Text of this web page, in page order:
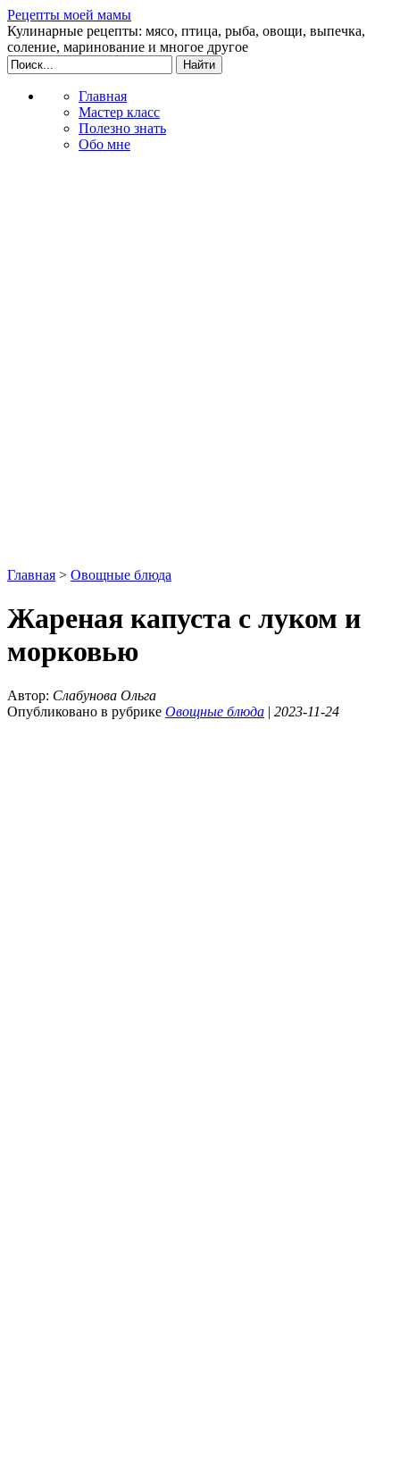
Рецепты моей мамы
Кулинарные рецепты: мясо, птица, рыба, овощи, выпечка,
соление, маринование и многое другое
Главная
Мастер класс
Полезно знать
Обо мне
Главная > Овощные блюда
Жареная капуста с луком и
морковью
Автор: Слабунова Ольга
Опубликовано в рубрике Овощные блюда | 2023-11-24